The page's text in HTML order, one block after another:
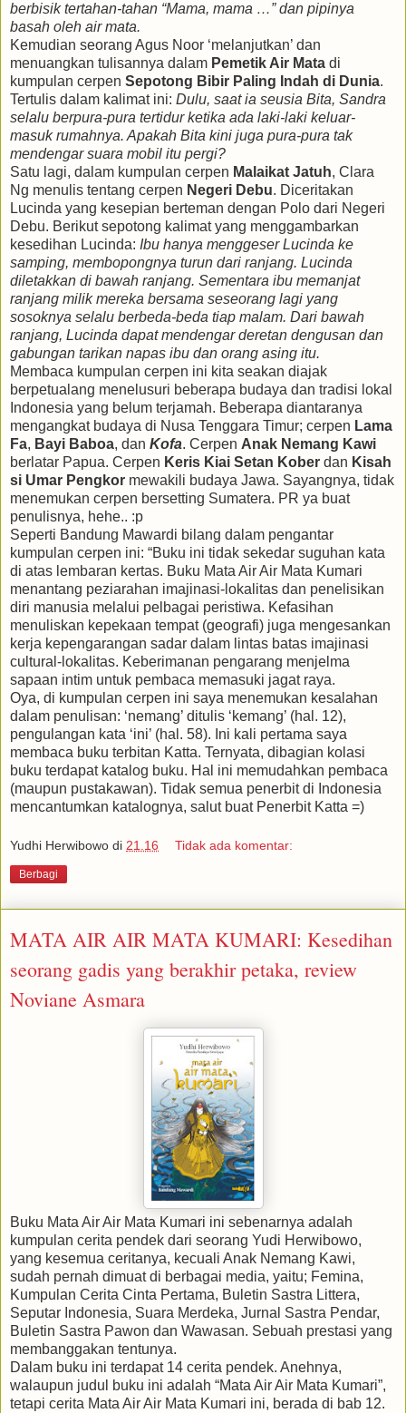
berbisik tertahan-tahan “Mama, mama …” dan pipinya
basah oleh air mata.
Kemudian seorang Agus Noor ‘melanjutkan’ dan
menuangkan tulisannya dalam Pemetik Air Mata di
kumpulan cerpen Sepotong Bibir Paling Indah di Dunia.
Tertulis dalam kalimat ini: Dulu, saat ia seusia Bita, Sandra
selalu berpura-pura tertidur ketika ada laki-laki keluar-
masuk rumahnya. Apakah Bita kini juga pura-pura tak
mendengar suara mobil itu pergi?
Satu lagi, dalam kumpulan cerpen Malaikat Jatuh, Clara
Ng menulis tentang cerpen Negeri Debu. Diceritakan
Lucinda yang kesepian berteman dengan Polo dari Negeri
Debu. Berikut sepotong kalimat yang menggambarkan
kesedihan Lucinda: Ibu hanya menggeser Lucinda ke
samping, membopongnya turun dari ranjang. Lucinda
diletakkan di bawah ranjang. Sementara ibu memanjat
ranjang milik mereka bersama seseorang lagi yang
sosoknya selalu berbeda-beda tiap malam. Dari bawah
ranjang, Lucinda dapat mendengar deretan dengusan dan
gabungan tarikan napas ibu dan orang asing itu.
Membaca kumpulan cerpen ini kita seakan diajak
berpetualang menelusuri beberapa budaya dan tradisi lokal
Indonesia yang belum terjamah. Beberapa diantaranya
mengangkat budaya di Nusa Tenggara Timur; cerpen Lama
Fa, Bayi Baboa, dan Kofa. Cerpen Anak Nemang Kawi
berlatar Papua. Cerpen Keris Kiai Setan Kober dan Kisah
si Umar Pengkor mewakili budaya Jawa. Sayangnya, tidak
menemukan cerpen bersetting Sumatera. PR ya buat
penulisnya, hehe.. :p
Seperti Bandung Mawardi bilang dalam pengantar
kumpulan cerpen ini: “Buku ini tidak sekedar suguhan kata
di atas lembaran kertas. Buku Mata Air Air Mata Kumari
menantang peziarahan imajinasi-lokalitas dan penelisikan
diri manusia melalui pelbagai peristiwa. Kefasihan
menuliskan kepekaan tempat (geografi) juga mengesankan
kerja kepengarangan sadar dalam lintas batas imajinasi
cultural-lokalitas. Keberimanan pengarang menjelma
sapaan intim untuk pembaca memasuki jagat raya.
Oya, di kumpulan cerpen ini saya menemukan kesalahan
dalam penulisan: ‘nemang’ ditulis ‘kemang’ (hal. 12),
pengulangan kata ‘ini’ (hal. 58). Ini kali pertama saya
membaca buku terbitan Katta. Ternyata, dibagian kolasi
buku terdapat katalog buku. Hal ini memudahkan pembaca
(maupun pustakawan). Tidak semua penerbit di Indonesia
mencantumkan katalognya, salut buat Penerbit Katta =)
Yudhi Herwibowo di 21.16 Tidak ada komentar:
Berbagi
MATA AIR AIR MATA KUMARI: Kesedihan
seorang gadis yang berakhir petaka, review
Noviane Asmara
Buku Mata Air Air Mata Kumari ini sebenarnya adalah
kumpulan cerita pendek dari seorang Yudi Herwibowo,
yang kesemua ceritanya, kecuali Anak Nemang Kawi,
sudah pernah dimuat di berbagai media, yaitu; Femina,
Kumpulan Cerita Cinta Pertama, Buletin Sastra Littera,
Seputar Indonesia, Suara Merdeka, Jurnal Sastra Pendar,
Buletin Sastra Pawon dan Wawasan. Sebuah prestasi yang
membanggakan tentunya.
Dalam buku ini terdapat 14 cerita pendek. Anehnya,
walaupun judul buku ini adalah “Mata Air Air Mata Kumari”,
tetapi cerita Mata Air Air Mata Kumari ini, berada di bab 12.